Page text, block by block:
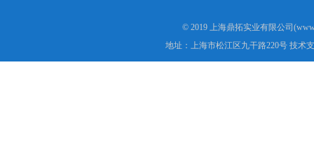
© 2019 上海鼎拓实业有限公司
地址：上海市松江区九干路220号 技术